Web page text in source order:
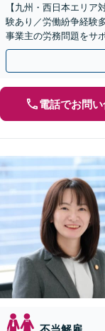
【九州・西日本エリア
験あり／労働紛争経験
事業主の労務問題をサ
側から御社の労働問題
電話でお問